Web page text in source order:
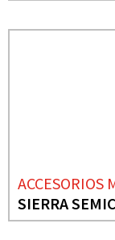
ACCESORIOS
SIERRA